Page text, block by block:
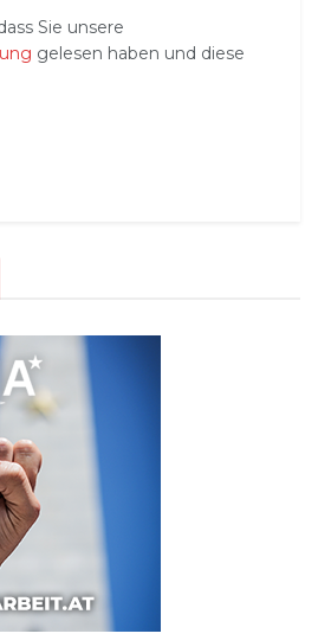
Sie unsere
gelesen haben und diese